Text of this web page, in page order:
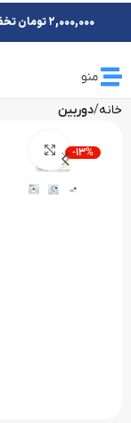
منو
خانه دوربین
-13%
2,000,000 تومان تخفیف،